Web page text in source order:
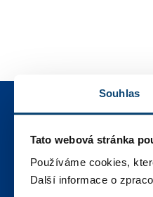
Souhlas
Tato webová stránka
Používáme cookies,
Další informace o
FUNCTIONS
Online invoice
Online